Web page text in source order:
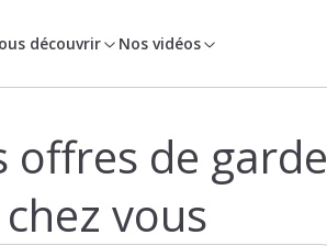
découvrir Nos vidéos
offres de garde
vous